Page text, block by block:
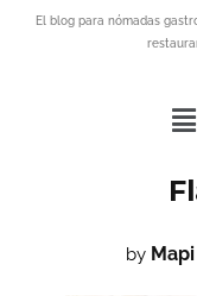
El blog para nómadas
by